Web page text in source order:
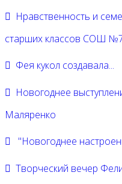
Нравственность и
старших классов СОШ
Фея кукол создавала...
Новогоднее
Маляренко
"Новогоднее
Творческий вечер